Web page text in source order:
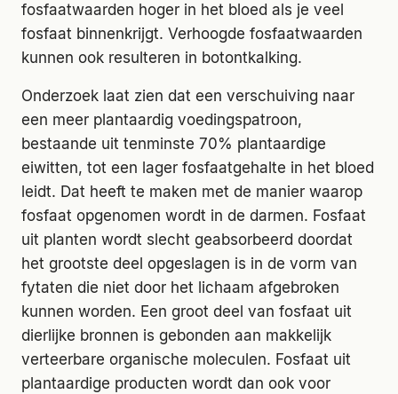
fosfaatwaarden hoger in het bloed als je veel
fosfaat binnenkrijgt. Verhoogde fosfaatwaarden
kunnen ook resulteren in botontkalking.
Onderzoek laat zien dat een verschuiving naar
een meer plantaardig voedingspatroon,
bestaande uit tenminste 70% plantaardige
eiwitten, tot een lager fosfaatgehalte in het bloed
leidt. Dat heeft te maken met de manier waarop
fosfaat opgenomen wordt in de darmen. Fosfaat
uit planten wordt slecht geabsorbeerd doordat
het grootste deel opgeslagen is in de vorm van
fytaten die niet door het lichaam afgebroken
kunnen worden. Een groot deel van fosfaat uit
dierlijke bronnen is gebonden aan makkelijk
verteerbare organische moleculen. Fosfaat uit
plantaardige producten wordt dan ook voor